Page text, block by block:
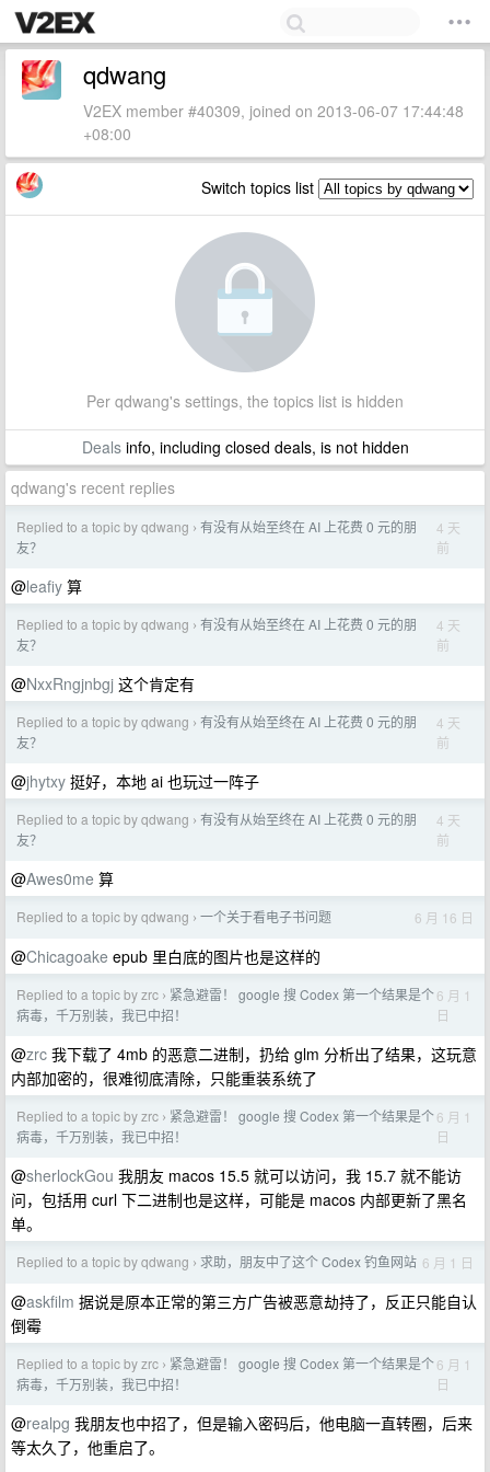
qdwang
V2EX member #40309, joined on 2013-06-07 17:44:48
+08:00
Switch topics list
Per qdwang's settings, the topics list is hidden
Dealsinfo, including closed deals, is not hidden
qdwang's recent replies
Replied to a topic by qdwang › 有没有从始至终在 AI 上花费 0 元的朋
友？
4 天
前
@leafiy 算
Replied to a topic by qdwang › 有没有从始至终在 AI 上花费 0 元的朋
友？
4 天
前
@NxxRngjnbgj 这个肯定有
Replied to a topic by qdwang › 有没有从始至终在 AI 上花费 0 元的朋
友？
4 天
前
@jhytxy 挺好，本地 ai 也玩过一阵子
Replied to a topic by qdwang › 有没有从始至终在 AI 上花费 0 元的朋
友？
4 天
前
@Awes0me 算
Replied to a topic by qdwang › 一个关于看电子书问题 6 月 16 日
@Chicagoake epub 里白底的图片也是这样的
Replied to a topic by zrc › 紧急避雷！ google 搜 Codex 第一个结果是个
病毒，千万别装，我已中招！
6 月 1
日
@zrc 我下载了 4mb 的恶意二进制，扔给 glm 分析出了结果，这玩意
内部加密的，很难彻底清除，只能重装系统了
Replied to a topic by zrc › 紧急避雷！ google 搜 Codex 第一个结果是个
病毒，千万别装，我已中招！
6 月 1
日
@sherlockGou 我朋友 macos 15.5 就可以访问，我 15.7 就不能访
问，包括用 curl 下二进制也是这样，可能是 macos 内部更新了黑名
单。
Replied to a topic by qdwang › 求助，朋友中了这个 Codex 钓鱼网站 6 月 1 日
@askfilm 据说是原本正常的第三方广告被恶意劫持了，反正只能自认
倒霉
Replied to a topic by zrc › 紧急避雷！ google 搜 Codex 第一个结果是个
病毒，千万别装，我已中招！
6 月 1
日
@realpg 我朋友也中招了，但是输入密码后，他电脑一直转圈，后来
等太久了，他重启了。